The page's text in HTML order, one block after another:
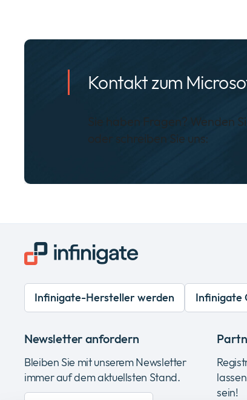
Kontakt zum
Sie haben Fragen? Wenden
oder schreiben Sie uns:
Infinigate-Hersteller werden Infinigate
Newsletter anfordern
Bleiben Sie mit unserem Newsletter
immer auf dem aktuellsten Stand.
sein!